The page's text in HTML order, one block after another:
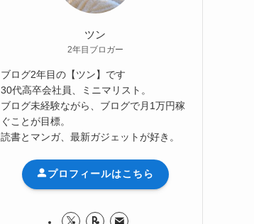
ツン
2年目ブロガー
ブログ2年目の【ツン】です
30代高卒会社員、ミニマリスト。
ブログ未経験ながら、ブログで月1万円稼
ぐことが目標。
読書とマンガ、最新ガジェットが好き。
プロフィールはこちら